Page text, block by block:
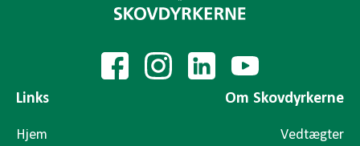
Links
Hjem
Om Skovdyrkerne
Vedtægter